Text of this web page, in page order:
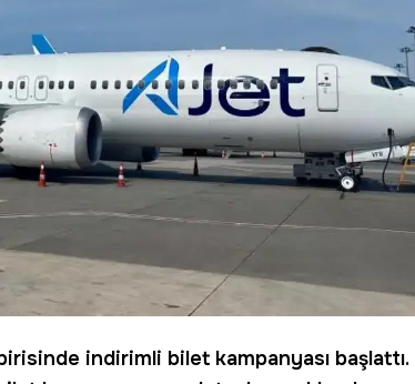
indirimli biletkampanyası başlattı.